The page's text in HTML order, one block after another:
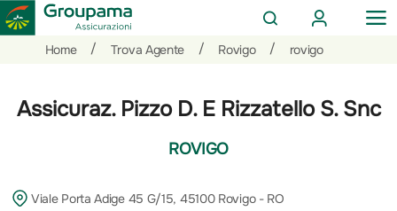
per
rapide
CERCA
AREA
CLIENTI
Home
/ Trova Agente / Rovigo / rovigo
Assicuraz. Pizzo D. E Rizzatello S. Snc
ROVIGO
Viale Porta Adige 45 G/15, 45100 Rovigo - RO